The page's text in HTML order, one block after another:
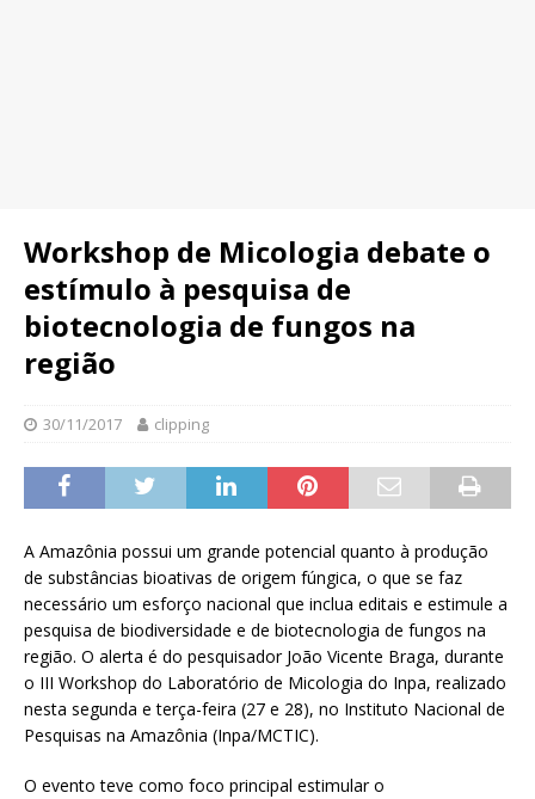
Workshop de Micologia debate o
estímulo à pesquisa de
biotecnologia de fungos na
região
30/11/2017 clipping
A Amazônia possui um grande potencial quanto à produção
de substâncias bioativas de origem fúngica, o que se faz
necessário um esforço nacional que inclua editais e estimule a
pesquisa de biodiversidade e de biotecnologia de fungos na
região. O alerta é do pesquisador João Vicente Braga, durante
o III Workshop do Laboratório de Micologia do Inpa, realizado
nesta segunda e terça-feira (27 e 28), no Instituto Nacional de
Pesquisas na Amazônia (Inpa/MCTIC).
O evento teve como foco principal estimular o